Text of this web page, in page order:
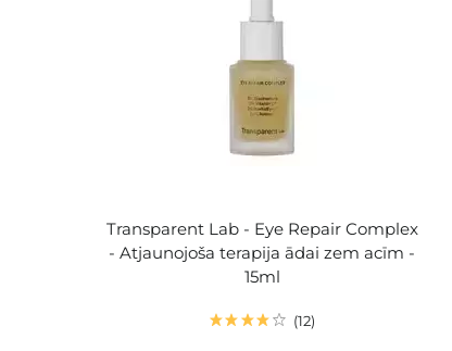
Transparent Lab - Eye Repair Complex
- Atjaunojoša terapija ādai zem acīm -
15ml
12